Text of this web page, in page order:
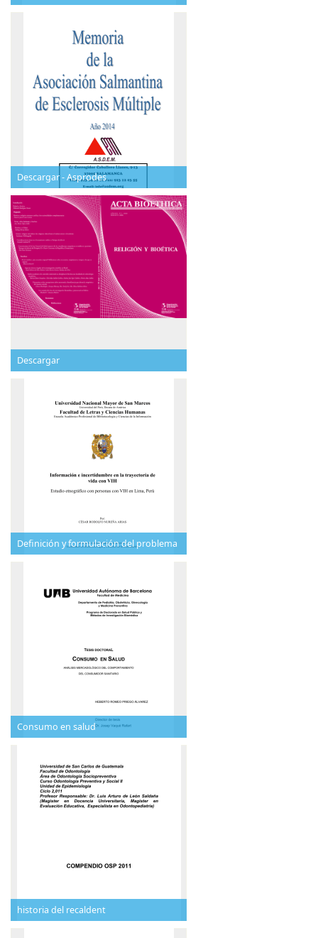
Descargar - Asprodes
Descargar
Definición y formulación del problema
Consumo en salud
historia del recaldent